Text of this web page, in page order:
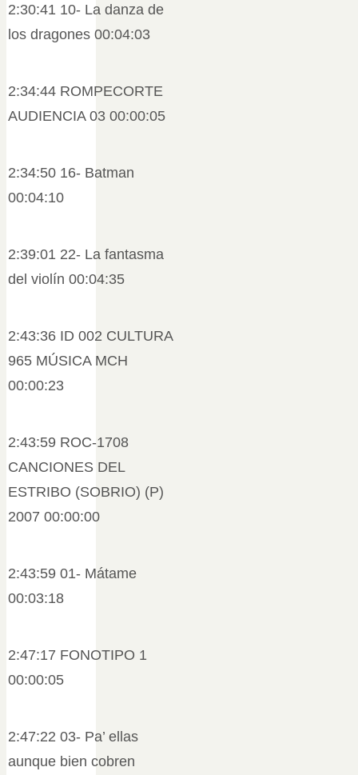
2:30:41 10- La danza de
los dragones 00:04:03
2:34:44 ROMPECORTE
AUDIENCIA 03 00:00:05
2:34:50 16- Batman
00:04:10
2:39:01 22- La fantasma
del violín 00:04:35
2:43:36 ID 002 CULTURA
965 MÚSICA MCH
00:00:23
2:43:59 ROC-1708
CANCIONES DEL
ESTRIBO (SOBRIO) (P)
2007 00:00:00
2:43:59 01- Mátame
00:03:18
2:47:17 FONOTIPO 1
00:00:05
2:47:22 03- Pa’ ellas
aunque bien cobren